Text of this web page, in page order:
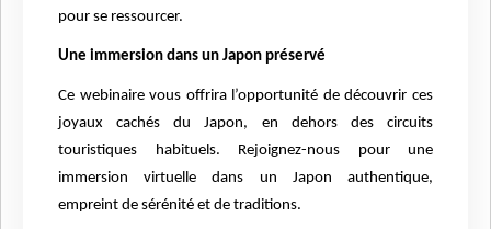
pour se ressourcer.
Une immersion dans un Japon préservé
Ce webinaire vous offrira l’opportunité de découvrir ces
joyaux cachés du Japon, en dehors des circuits
touristiques habituels. Rejoignez-nous pour une
immersion virtuelle dans un Japon authentique,
empreint de sérénité et de traditions.